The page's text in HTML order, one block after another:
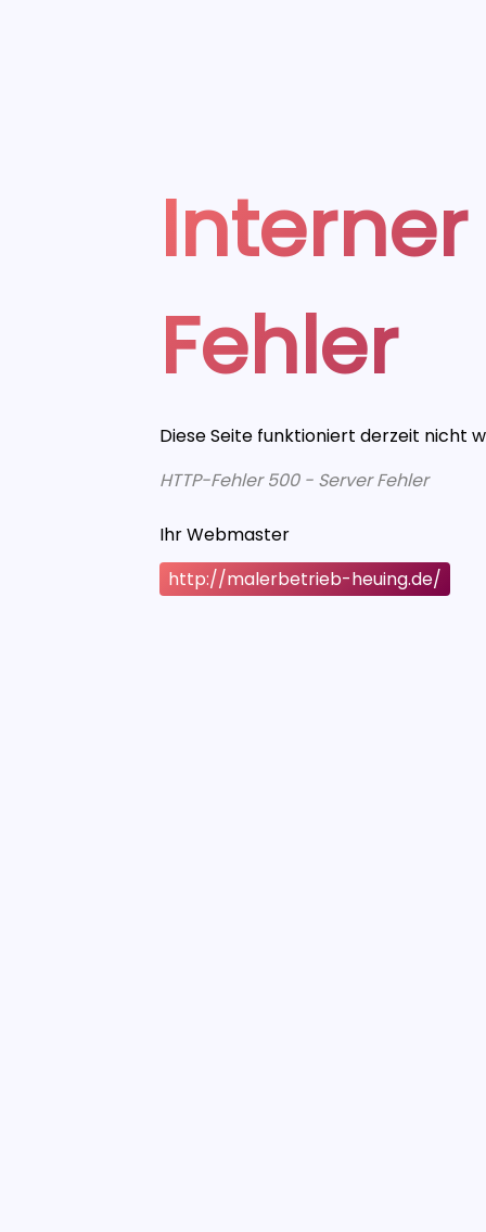
Fehler
Diese Seite funktioniert derzeit nicht
HTTP-Fehler 500 - Server Fehler
Ihr Webmaster
http://malerbetrieb-heuing.de/